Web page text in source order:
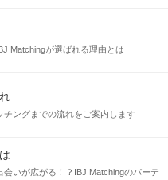
Matchingが選ばれる理由とは
チングまでの流れをご案内します
会いが広がる！？IBJ Matchingのパーテ